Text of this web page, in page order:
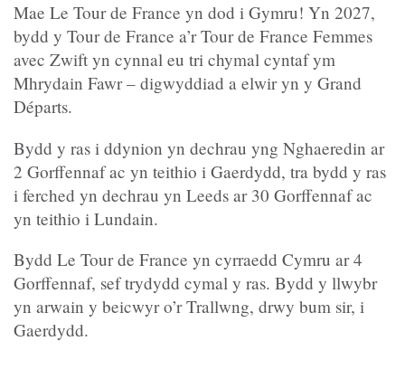
Mae Le Tour de France yn dod i Gymru! Yn 2027,
bydd y Tour de France a’r Tour de France Femmes
avec Zwift yn cynnal eu tri chymal cyntaf ym
Mhrydain Fawr – digwyddiad a elwir yn y Grand
Départs.
Bydd y ras i ddynion yn dechrau yng Nghaeredin ar
2 Gorffennaf ac yn teithio i Gaerdydd, tra bydd y ras
i ferched yn dechrau yn Leeds ar 30 Gorffennaf ac
yn teithio i Lundain.
Bydd Le Tour de France yn cyrraedd Cymru ar 4
Gorffennaf, sef trydydd cymal y ras. Bydd y llwybr
yn arwain y beicwyr o’r Trallwng, drwy bum sir, i
Gaerdydd.